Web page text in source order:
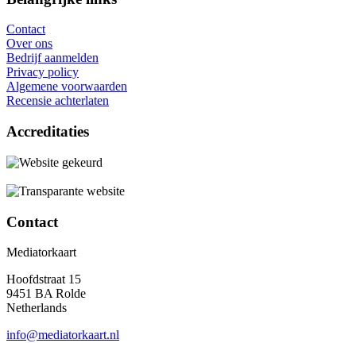
Contact
Over ons
Bedrijf aanmelden
Privacy policy
Algemene voorwaarden
Recensie achterlaten
Accreditaties
Contact
Mediatorkaart
Hoofdstraat 15
9451 BA Rolde
Netherlands
info@mediatorkaart.nl